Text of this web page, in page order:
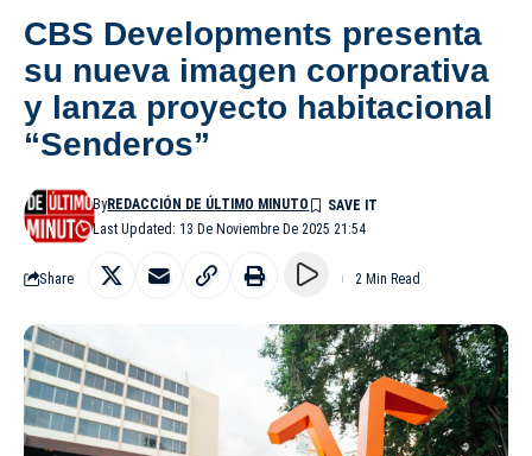
CBS Developments presenta
su nueva imagen corporativa
y lanza proyecto habitacional
“Senderos”
Last Updated: 13 De Noviembre De 2025 21:54
ByREDACCIÓN DE ÚLTIMO MINUTO
Share 2 Min Read